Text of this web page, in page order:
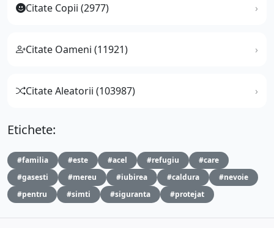
Citate Copii (2977)
Citate Oameni (11921)
Citate Aleatorii (103987)
Etichete:
#familia #este #acel #refugiu
#care
#gasesti
#mereu #iubirea #caldura
#nevoie
#pentru
#simti #siguranta #protejat